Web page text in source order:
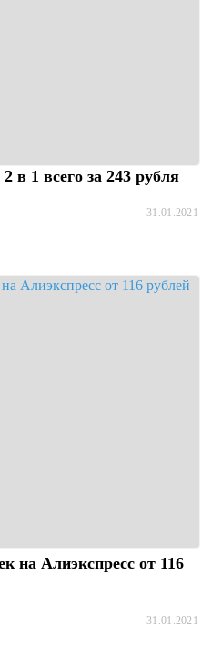
в 1 всего за 243 рубля
31.01.2021
на Алиэкспресс от 116
31.01.2021